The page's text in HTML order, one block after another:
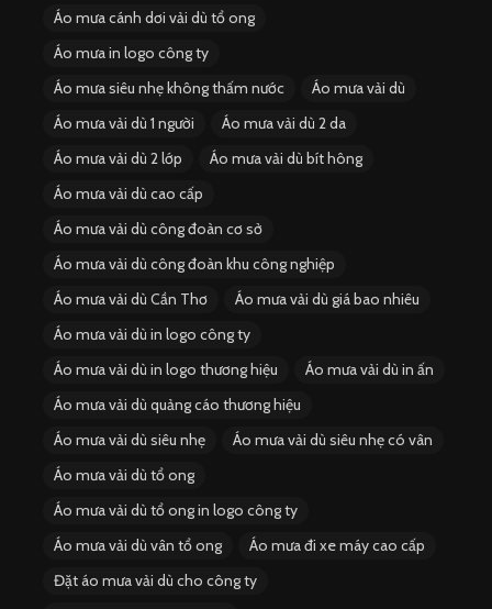
Áo mưa cánh dơi vải dù tổ ong
Áo mưa in logo công ty
Áo mưa siêu nhẹ không thấm nước
Áo mưa vải dù
Áo mưa vải dù 1 người
Áo mưa vải dù 2 da
Áo mưa vải dù 2 lớp
Áo mưa vải dù bít hông
Áo mưa vải dù cao cấp
Áo mưa vải dù công đoàn cơ sở
Áo mưa vải dù công đoàn khu công nghiệp
Áo mưa vải dù Cần Thơ
Áo mưa vải dù giá bao nhiêu
Áo mưa vải dù in logo công ty
Áo mưa vải dù in logo thương hiệu
Áo mưa vải dù in ấn
Áo mưa vải dù quảng cáo thương hiệu
Áo mưa vải dù siêu nhẹ
Áo mưa vải dù siêu nhẹ có vân
Áo mưa vải dù tổ ong
Áo mưa vải dù tổ ong in logo công ty
Áo mưa vải dù vân tổ ong
Áo mưa đi xe máy cao cấp
Đặt áo mưa vải dù cho công ty